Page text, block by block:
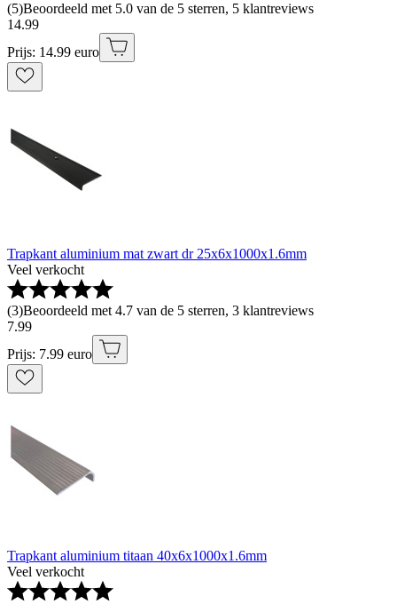
(5)Beoordeeld met 5.0 van de 5 sterren, 5 klantreviews
14.99
Prijs: 14.99 euro
Trapkant aluminium mat zwart dr 25x6x1000x1.6mm
Veel verkocht
(3)Beoordeeld met 4.7 van de 5 sterren, 3 klantreviews
7.99
Prijs: 7.99 euro
Trapkant aluminium titaan 40x6x1000x1.6mm
Veel verkocht